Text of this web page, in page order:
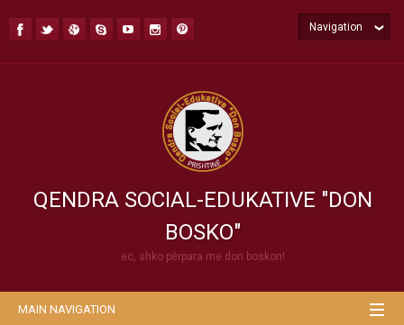
QENDRA SOCIAL-EDUKATIVE "DON
BOSKO"
ec, shko përpara me don boskon!
Navigation
MAIN NAVIGATION